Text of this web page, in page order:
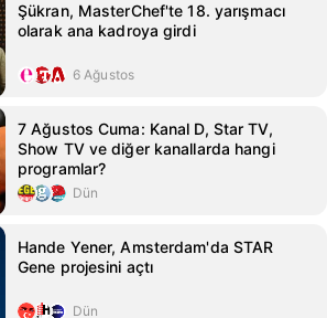
Şükran, MasterChef'te 18. yarışmacı
olarak ana kadroya girdi
6 Ağustos
7 Ağustos Cuma: Kanal D, Star TV,
Show TV ve diğer kanallarda hangi
programlar?
Dün
Hande Yener, Amsterdam'da STAR
Gene projesini açtı
Dün